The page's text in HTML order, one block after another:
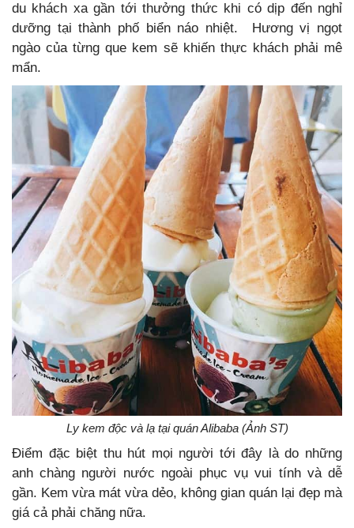
du khách xa gần tới thưởng thức khi có dịp đến nghỉ
dưỡng tại thành phố biển náo nhiệt. Hương vị ngọt
ngào của từng que kem sẽ khiến thực khách phải mê
mẩn.
Ly kem độc và lạ tại quán Alibaba (Ảnh ST)
Điểm đặc biệt thu hút mọi người tới đây là do những
anh chàng người nước ngoài phục vụ vui tính và dễ
gần. Kem vừa mát vừa dẻo, không gian quán lại đẹp mà
giá cả phải chăng nữa.